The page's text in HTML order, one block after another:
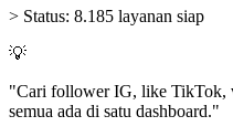
> Status: 8.185 layanan siap
💡
"Cari follower IG, like TikTok,
semua ada di satu dashboard."